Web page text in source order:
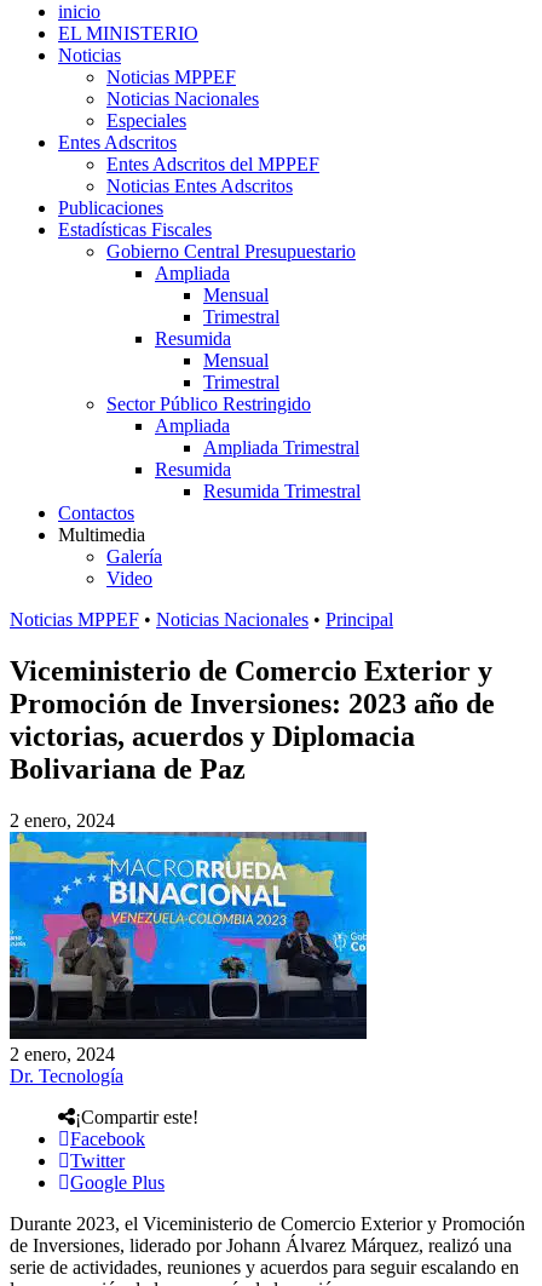
inicio
EL MINISTERIO
Noticias
Noticias MPPEF
Noticias Nacionales
Especiales
Entes Adscritos
Entes Adscritos del MPPEF
Noticias Entes Adscritos
Publicaciones
Estadísticas Fiscales
Gobierno Central Presupuestario
Ampliada
Mensual
Trimestral
Resumida
Mensual
Trimestral
Sector Público Restringido
Ampliada
Ampliada Trimestral
Resumida
Resumida Trimestral
Contactos
Multimedia
Galería
Video
Noticias MPPEF • Noticias Nacionales • Principal
Viceministerio de Comercio Exterior y
Promoción de Inversiones: 2023 año de
victorias, acuerdos y Diplomacia
Bolivariana de Paz
2 enero, 2024
2 enero, 2024
Dr. Tecnología
¡Compartir este!
Facebook
Twitter
Google Plus
Durante 2023, el Viceministerio de Comercio Exterior y Promoción
de Inversiones, liderado por Johann Álvarez Márquez, realizó una
serie de actividades, reuniones y acuerdos para seguir escalando en